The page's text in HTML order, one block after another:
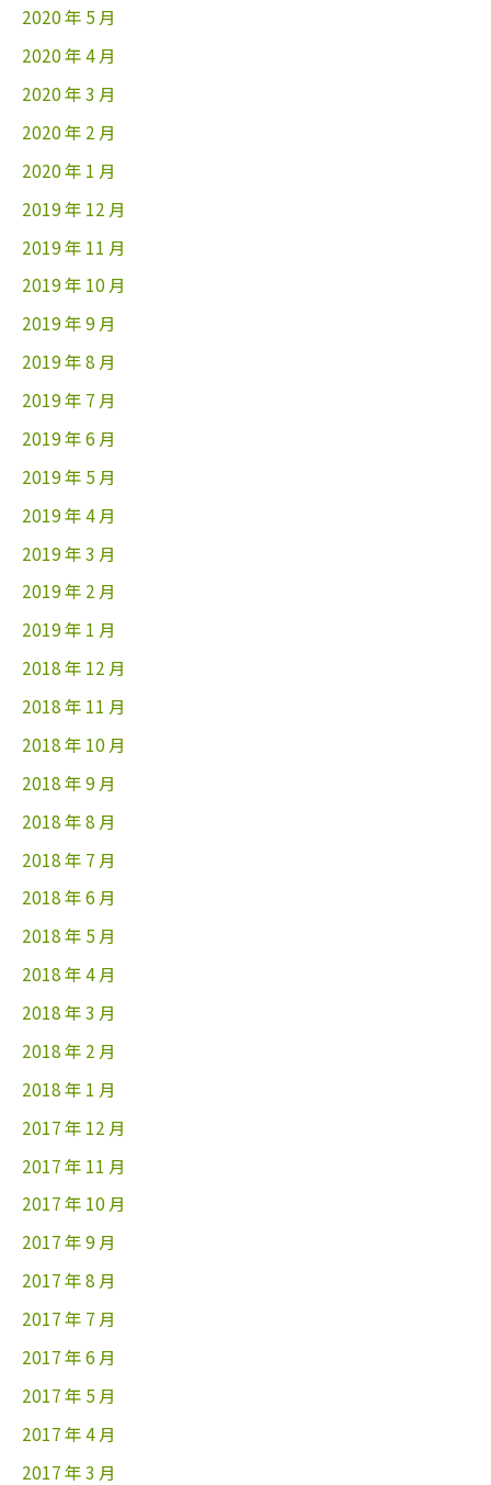
2020 年 5 月
2020 年 4 月
2020 年 3 月
2020 年 2 月
2020 年 1 月
2019 年 12 月
2019 年 11 月
2019 年 10 月
2019 年 9 月
2019 年 8 月
2019 年 7 月
2019 年 6 月
2019 年 5 月
2019 年 4 月
2019 年 3 月
2019 年 2 月
2019 年 1 月
2018 年 12 月
2018 年 11 月
2018 年 10 月
2018 年 9 月
2018 年 8 月
2018 年 7 月
2018 年 6 月
2018 年 5 月
2018 年 4 月
2018 年 3 月
2018 年 2 月
2018 年 1 月
2017 年 12 月
2017 年 11 月
2017 年 10 月
2017 年 9 月
2017 年 8 月
2017 年 7 月
2017 年 6 月
2017 年 5 月
2017 年 4 月
2017 年 3 月